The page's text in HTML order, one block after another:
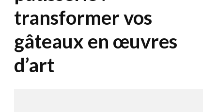
transformer vos
gâteaux en œuvres
d’art